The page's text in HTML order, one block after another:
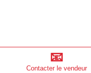
📧
Contacter le vendeur